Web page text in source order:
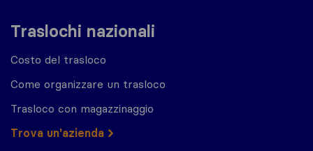
Traslochi nazionali
Costo del trasloco
Come organizzare un trasloco
Trasloco con magazzinaggio
Trova un'azienda